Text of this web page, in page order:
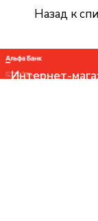
Назад к
Интернет-